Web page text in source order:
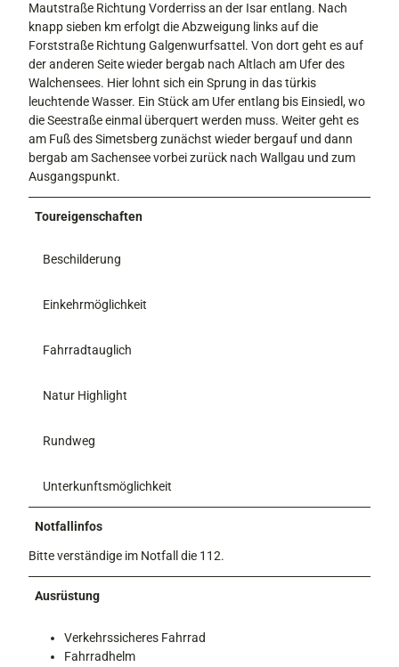
Mautstraße Richtung Vorderriss an der Isar entlang. Nach
knapp sieben km erfolgt die Abzweigung links auf die
Forststraße Richtung Galgenwurfsattel. Von dort geht es auf
der anderen Seite wieder bergab nach Altlach am Ufer des
Walchensees. Hier lohnt sich ein Sprung in das türkis
leuchtende Wasser. Ein Stück am Ufer entlang bis Einsiedl, wo
die Seestraße einmal überquert werden muss. Weiter geht es
am Fuß des Simetsberg zunächst wieder bergauf und dann
bergab am Sachensee vorbei zurück nach Wallgau und zum
Ausgangspunkt.
Toureigenschaften
Beschilderung
Einkehrmöglichkeit
Fahrradtauglich
Natur Highlight
Rundweg
Unterkunftsmöglichkeit
Notfallinfos
Bitte verständige im Notfall die 112.
Ausrüstung
Verkehrssicheres Fahrrad
Fahrradhelm